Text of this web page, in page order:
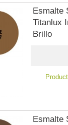
Esmalte
Titanlux
Brillo
Esmalte